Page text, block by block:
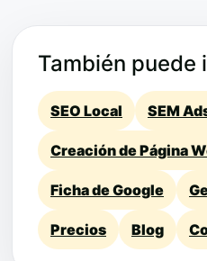
También puede
SEO Local SEM
Creación de Página
Ficha de Google
Precios Blog